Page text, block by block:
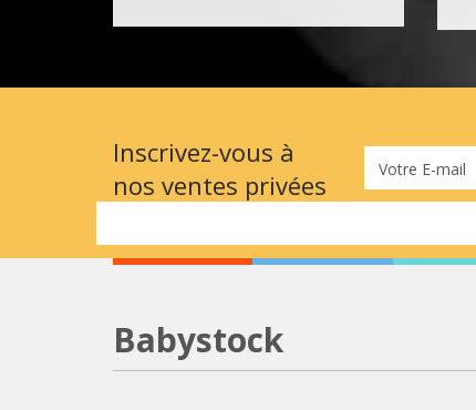
Inscrivez-vous à
nos ventes privées
Votre E-mail
Babystock